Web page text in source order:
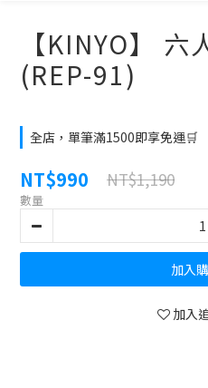
【KINYO】 六
(REP-91)
全店，單筆滿1500即享免運🛒
NT$990 NT$1,190
數量
加入
加入